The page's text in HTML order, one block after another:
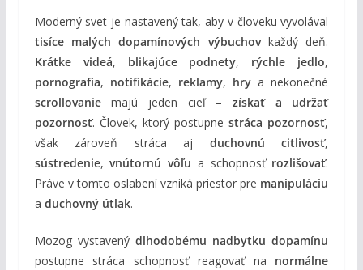
Moderný svet je nastavený tak, aby v človeku vyvolával
tisíce malých dopamínových výbuchovkaždý deň.
Krátke videá, blikajúce podnety, rýchle jedlo,
pornografia, notifikácie, reklamy, hry a nekonečné
scrollovaniemajú jeden cieľ – získať a udržať
pozornosť. Človek, ktorý postupnestráca pozornosť,
však zároveň stráca aj duchovnú citlivosť,
sústredenie,vnútornú vôľu a schopnosť rozlišovať.
Práve v tomto oslabení vzniká priestor pre manipuláciu
a duchovný útlak.
Mozog vystavený dlhodobému nadbytku dopamínu
postupne stráca schopnosť reagovať na normálne